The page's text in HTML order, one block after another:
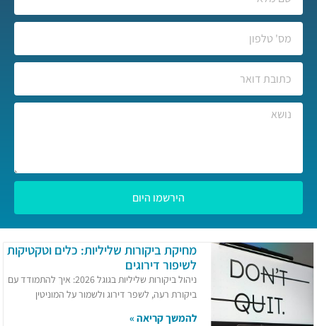
הירשמו היום
מחיקת ביקורות שליליות: כלים וטקטיקות
לשיפור דירוגים
ניהול ביקורות שליליות בגוגל 2026: איך להתמודד עם
ביקורת רעה, לשפר דירוג ולשמור על המוניטין
להמשך קריאה »